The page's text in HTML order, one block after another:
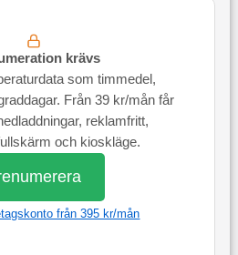
krävs
som timmedel,
Från 39 kr/mån får
reklamfritt,
och kioskläge.
från 395 kr/mån